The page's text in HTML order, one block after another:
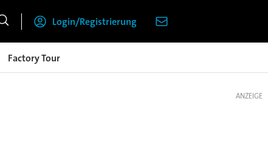
Login/Registrierung
Factory Tour
ANZEIGE